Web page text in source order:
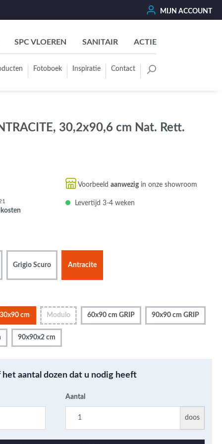
MIJN ACCOUNT
SPC VLOEREN SANITAIR ACTIE
Grijs - Antraciet - Zwart
Bruin - Cotto - Moka
Wandtegels met een
patroon / mix van kleur
Beton- cementlook
Natuursteenlook
wandtegels
Marmerlook wandtegels
Fotoboek Inspiratie Contact
30,2x90,6 cm Nat. Rett.
Voorbeeld aanwezigin onze showroom
Levertijd 3-4 weken
Grigio Scuro Antracite
30x90 cm Modulo 60x90 cm GRIP 90x90 cm GRIP
90x90x2 cm
aantal dozen dat u nodig heeft
Aantal
doos